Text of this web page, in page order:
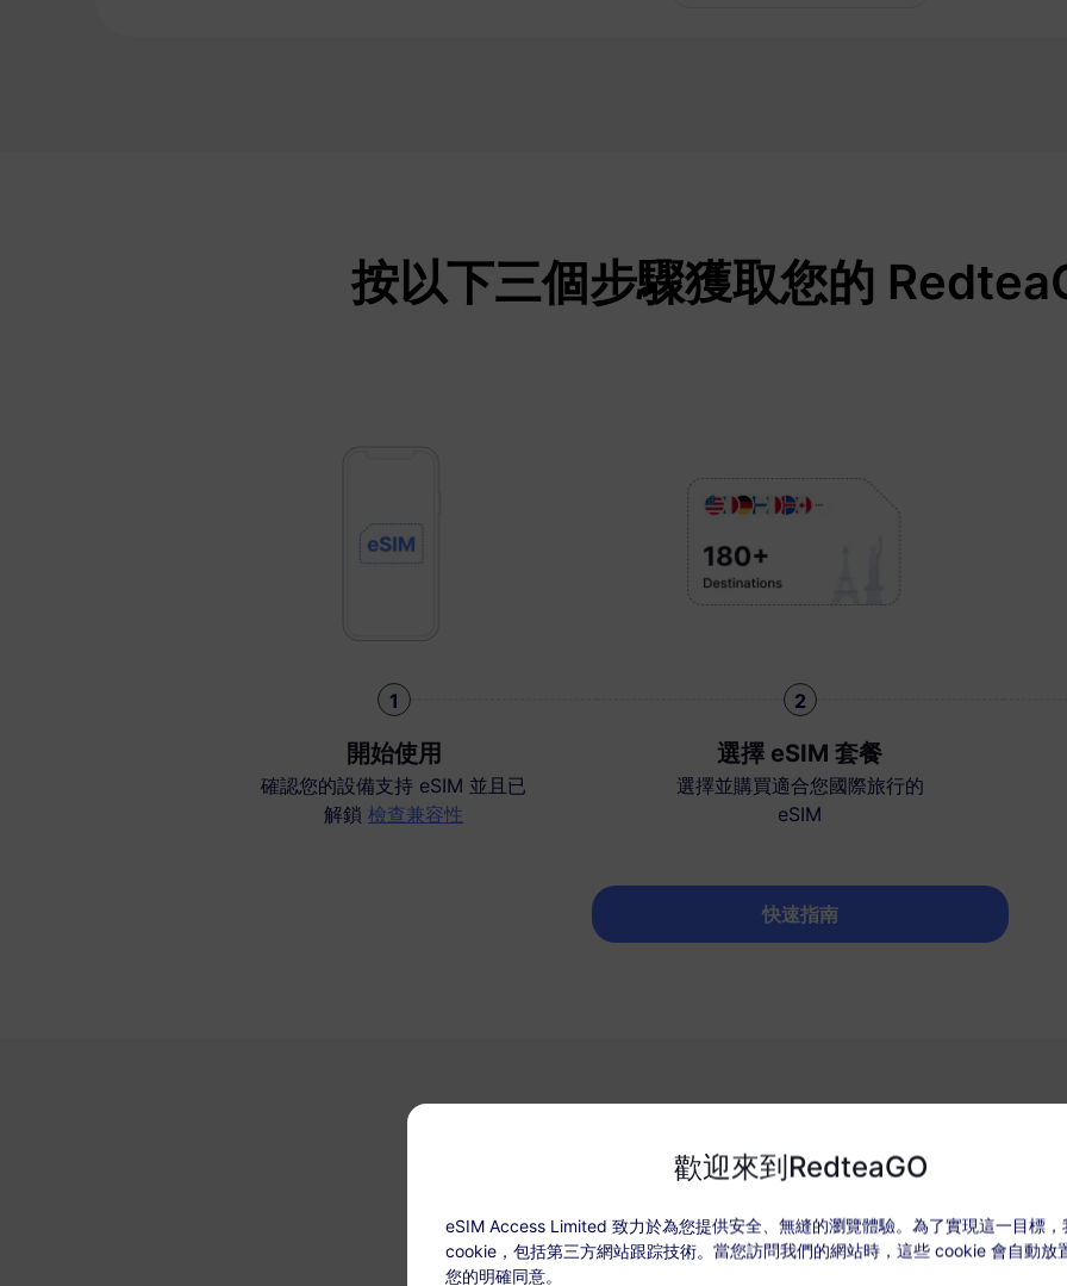
按以下三個步驟獲取您的
1
開始使用
確認您的設備支持 eSIM 並且已
解鎖 檢查兼容性
2
選擇 eSIM 套餐
選擇並購買適合您國際旅行的
eSIM
快速指南
為什麼選擇 RedteaGO
歡迎來到RedteaGO
eSIM Access Limited 致力於為您提供安全、無縫的瀏覽體驗。為了實現這一目標，
cookie，包括第三方網站跟踪技術。當您訪問我們的網站時，這些 cookie 會自動放
您的明確同意。